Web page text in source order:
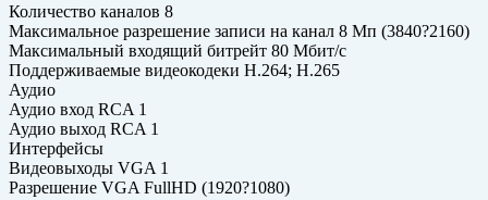
Количество каналов 8
Максимальное разрешение записи на канал 8 Мп (3840?2160)
Максимальный входящий битрейт 80 Мбит/с
Поддерживаемые видеокодеки H.264; H.265
Аудио
Аудио вход RCA 1
Аудио выход RCA 1
Интерфейсы
Видеовыходы VGA 1
Разрешение VGA FullHD (1920?1080)